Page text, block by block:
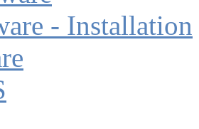
- Installation